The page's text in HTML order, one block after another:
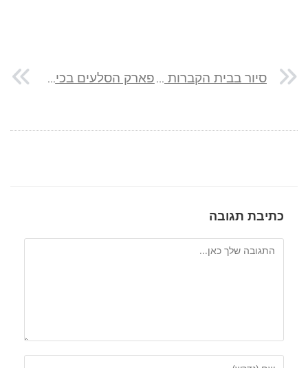
סיור בבית הקברות סגולה בפתח תקווה: מצבות מספרות פארק הסלעים בכיסרא – פלא גיאולוגי בלב הגליל
כתיבת תגובה